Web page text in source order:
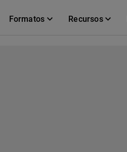
Formatos Recursos